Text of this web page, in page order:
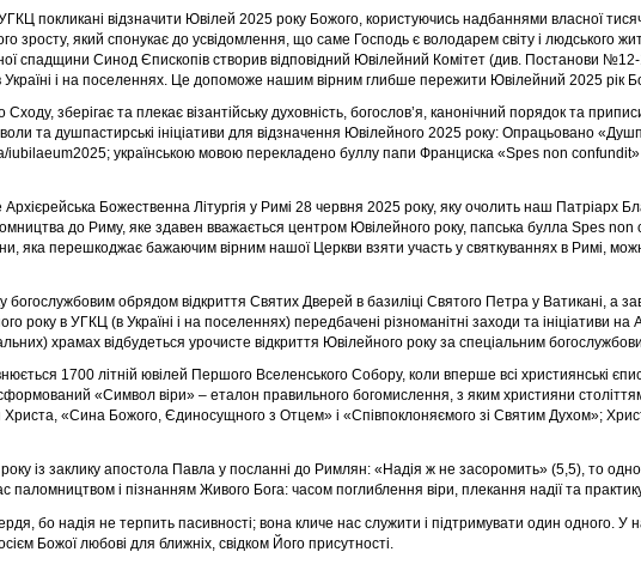
покликані відзначити Ювілей 2025 року Божого, користуючись надбаннями власної
зросту, який спонукає до усвідомлення, що саме Господь є володарем світу і людського
спадщини Синод Єпископів створив відповідний Ювілейний Комітет (див. Постанови
Україні і на поселеннях. Це допоможе нашим вірним глибше пережити Ювілейний 2025 рік
зберігає та плекає візантійську духовність, богослов’я, канонічний порядок та
та душпастирські ініціативи для відзначення Ювілейного 2025 року: Опрацьовано
iubilaeum2025; українською мовою перекладено буллу папи Франциска «Spes non
Божественна Літургія у Римі 28 червня 2025 року, яку очолить наш
до Риму, яке здавен вважається центром Ювілейного року, папська булла Spes
яка перешкоджає бажаючим вірним нашої Церкви взяти участь у святкуваннях в Римі,
богослужбовим обрядом відкриття Святих Дверей в базиліці Святого Петра у Ватикані, а
року в УГКЦ (в Україні і на поселеннях) передбачені різноманітні заходи та ініціативи
храмах відбудеться урочисте відкриття Ювілейного року за спеціальним
1700 літній ювілей Першого Вселенського Собору, коли вперше всі християнські
сформований «Символ віри» – еталон правильного богомислення, з яким християни
Христа, «Сина Божого, Єдиносущного з Отцем» і «Співпоклоняємого зі Святим Духом»;
із заклику апостола Павла у посланні до Римлян: «Надія ж не засоромить» (5,5), то
паломництвом і пізнанням Живого Бога: часом поглиблення віри, плекання надії та
бо надія не терпить пасивності; вона кличе нас служити і підтримувати один одного.
Божої любові для ближніх, свідком Його присутності.